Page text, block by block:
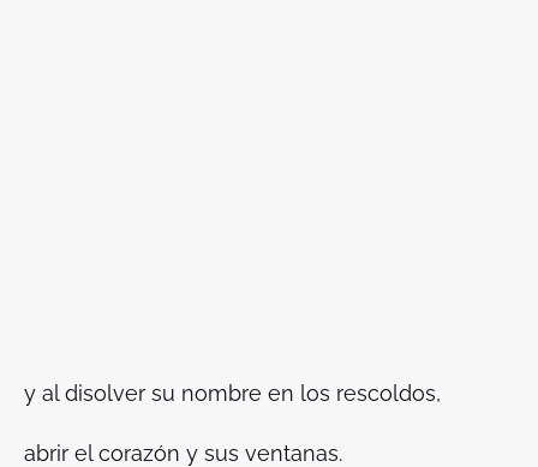
y al disolver su nombre en los rescoldos,
abrir el corazón y sus ventanas.